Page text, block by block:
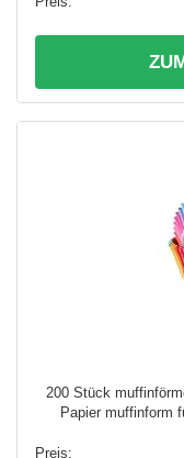
200 Stück
Papier muffinform